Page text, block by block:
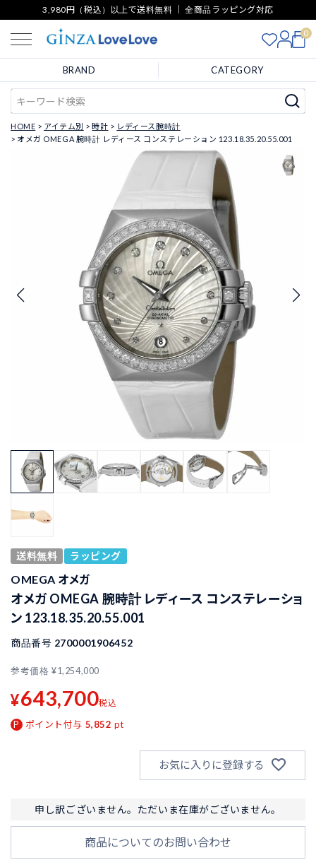
3,980円（税込）以上で送料無料 ｜ 全商品ラッピング対応
0
BRAND CATEGORY
HOME アイテム別 時計
レディース腕時計
オメガ OMEGA 腕時計 レディース コンステレーション 123.18.35.20.55.001
送料無料 ラッピング
OMEGA オメガ
オメガ OMEGA 腕時計 レディース コンステレーショ
ン 123.18.35.20.55.001
商品番号 2700001906452
参考価格 ¥1,254,000
¥643,700税込
ポイント付与 5,852 pt
お気に入りに登録する
申し訳ございません。ただいま在庫がございません。
商品についてのお問い合わせ